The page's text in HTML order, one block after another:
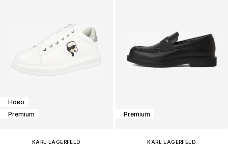
Ново
Premium
KARL LAGERFELD
Premium
KARL LAGERFELD